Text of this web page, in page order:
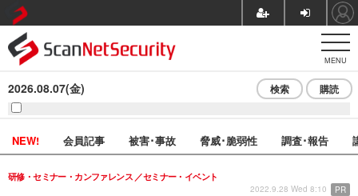
MENU
2026.08.07(金) 検索 購読
NEW! 会員記事 被害･事故 脅威･脆弱性 調査･報告
研修・セミナー・カンファレンス セミナー・イベント
2022.9.28 Wed 8:10 PR